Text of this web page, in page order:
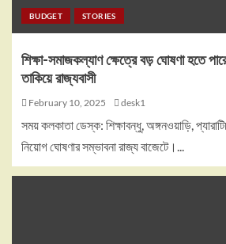
BUDGET STORIES
শিক্ষা-সমাজকল্যাণ ক্ষেত্রে বড় ঘোষণা হতে
তাকিয়ে রাজ্যবাসী
February 10, 2025 desk1
সময় কলকাতা ডেস্ক: শিক্ষাবন্ধু, অঙ্গনওয়াড়ি,
নিয়োগ ঘোষণার সম্ভাবনা রাজ্য বাজেটে।...